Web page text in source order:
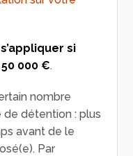
si
000 €.
nombre
de détention : plus
avant de le
Par